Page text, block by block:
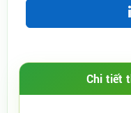
Chi tiết